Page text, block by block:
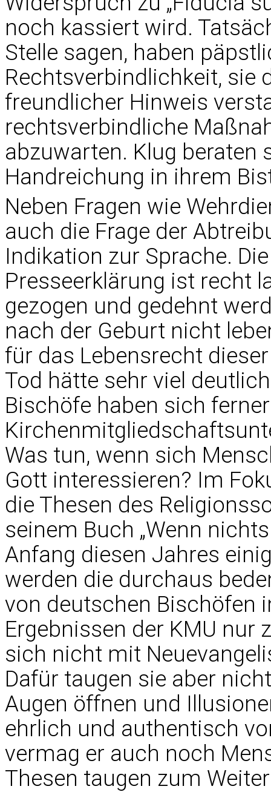
noch kassiert wird.
Stelle sagen, haben
Rechtsverbindlichkeit, sie
freundlicher Hinweis
rechtsverbindliche
abzuwarten. Klug beraten
Handreichung in ihrem
Neben Fragen wie
auch die Frage der
Indikation zur Sprache.
Presseerklärung ist recht
gezogen und gedehnt
nach der Geburt nicht
für das Lebensrecht
Tod hätte sehr viel
Bischöfe haben sich
Was tun, wenn sich
Gott interessieren? Im
die Thesen des
seinem Buch „Wenn
Anfang diesen Jahres
werden die durchaus
von deutschen Bischöfen
Ergebnissen der KMU nur
sich nicht mit
Dafür taugen sie aber
Augen öffnen und
ehrlich und authentisch
vermag er auch noch
Thesen taugen zum